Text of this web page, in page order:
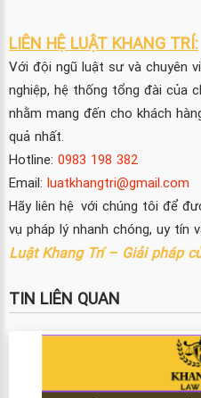
LIÊN HỆ LUẬT KHANG TRÍ:
Với đội ngũ luật sư và chuyên
nghiệp, hệ thống tổng đài của
nhằm mang đến cho khách
quả nhất.
Hotline: 0983 198 382
Email: luatkhangtri@gmail.com
Hãy liên hệ với chúng tôi để
vụ pháp lý nhanh chóng, uy tín
Luật Khang Trí – Giải pháp
TIN LIÊN QUAN